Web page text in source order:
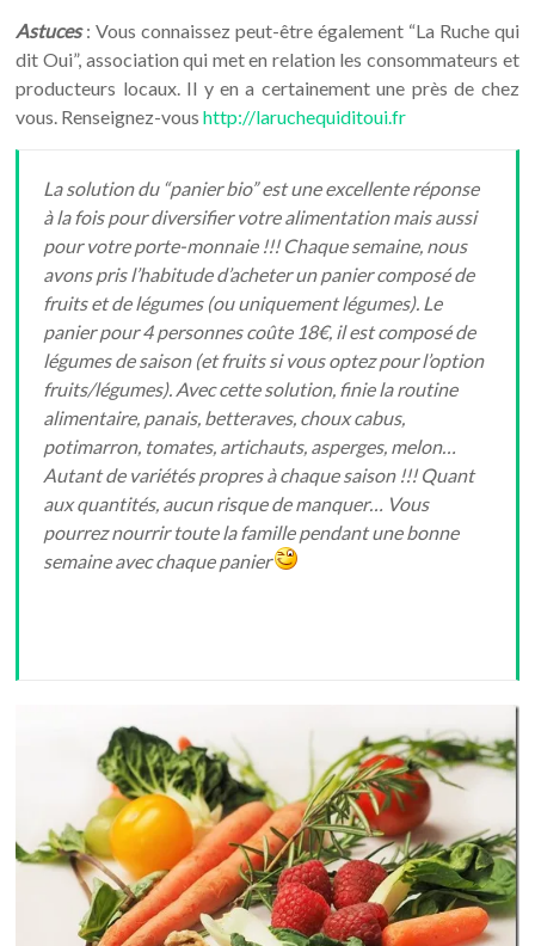
Astuces: Vous connaissez peut-être également “La Ruche qui
dit Oui”, association qui met en relation les consommateurs et
producteurs locaux. Il y en a certainement une près de chez
vous. Renseignez-voushttp://laruchequiditoui.fr
La solution du “panier bio” est une excellente réponse
à la fois pour diversifier votre alimentation mais aussi
pour votre porte-monnaie !!! Chaque semaine, nous
avons pris l’habitude d’acheter un panier composé de
fruits et de légumes (ou uniquement légumes). Le
panier pour 4 personnes coûte 18€, il est composé de
légumes de saison (et fruits si vous optez pour l’option
fruits/légumes). Avec cette solution, finie la routine
alimentaire, panais, betteraves, choux cabus,
potimarron, tomates, artichauts, asperges, melon…
Autant de variétés propres à chaque saison !!! Quant
aux quantités, aucun risque de manquer… Vous
pourrez nourrir toute la famille pendant une bonne
semaine avec chaque panier